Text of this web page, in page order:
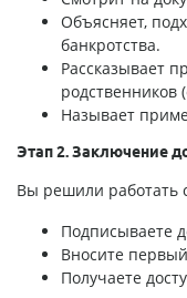
Объясняет,
банкротства.
Рассказывает
родственников
Называет
Этап 2. Заключение
Вы решили работать
Подписываете
Вносите
Получаете